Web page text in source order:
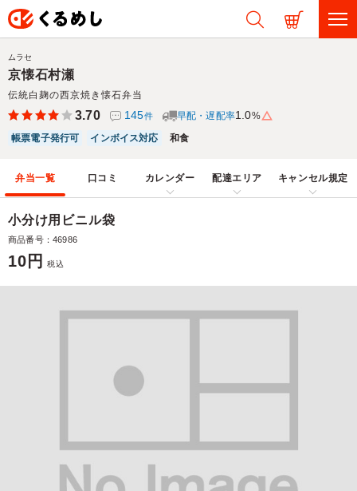
京懐石村瀬
伝統白麹の西京焼き懐石弁当
ムラセ
3.70 145件 早配・遅配率1.0%
帳票電子発行可
インボイス対応 和食
弁当一覧 口コミ カレンダー 配達エリア キャンセル規定
小分け用ビニル袋
商品番号：46986
10円 税込